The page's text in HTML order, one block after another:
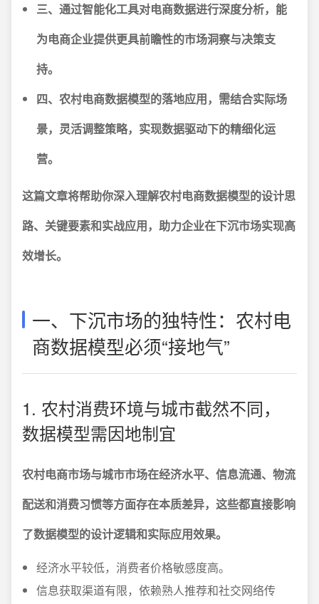
三、通过智能化工具对电商数据进行深度分析，能
为电商企业提供更具前瞻性的市场洞察与决策支
持。
四、农村电商数据模型的落地应用，需结合实际场
景，灵活调整策略，实现数据驱动下的精细化运
营。
这篇文章将帮助你深入理解农村电商数据模型的设计思
路、关键要素和实战应用，助力企业在下沉市场实现高
效增长。
一、下沉市场的独特性：农村电
商数据模型必须“接地气”
1. 农村消费环境与城市截然不同，
数据模型需因地制宜
农村电商市场与城市市场在经济水平、信息流通、物流
配送和消费习惯等方面存在本质差异，这些都直接影响
了数据模型的设计逻辑和实际应用效果。
经济水平较低，消费者价格敏感度高。
信息获取渠道有限，依赖熟人推荐和社交网络传